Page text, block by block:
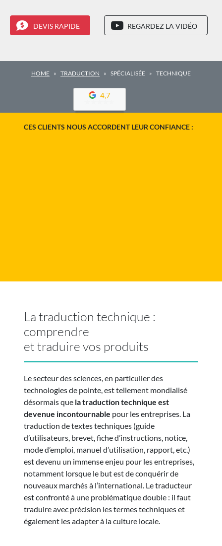
DEVIS RAPIDE REGARDEZ LA VIDÉO
HOME TRADUCTION SPÉCIALISÉE TECHNIQUE
4,7
CES CLIENTS NOUS ACCORDENT LEUR CONFIANCE :
La traduction technique :
comprendre
et traduire vos produits
Le secteur des sciences, en particulier des
technologies de pointe, est tellement mondialisé
désormais que la traduction technique est
devenue incontournable pour les entreprises. La
traduction de textes techniques (guide
d’utilisateurs, brevet, fiche d’instructions, notice,
mode d’emploi, manuel d’utilisation, rapport, etc.)
est devenu un immense enjeu pour les entreprises,
notamment lorsque le but est de conquérir de
nouveaux marchés à l’international. Le traducteur
est confronté à une problématique double : il faut
traduire avec précision les termes techniques et
également les adapter à la culture locale.